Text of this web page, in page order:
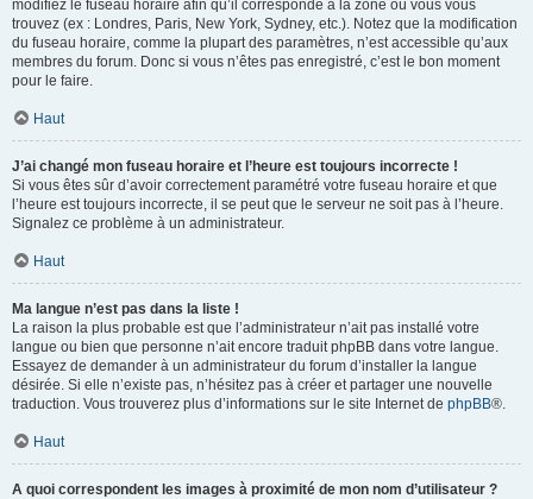
modifiez le fuseau horaire afin qu’il corresponde à la zone où vous vous
trouvez (ex : Londres, Paris, New York, Sydney, etc.). Notez que la modification
du fuseau horaire, comme la plupart des paramètres, n’est accessible qu’aux
membres du forum. Donc si vous n’êtes pas enregistré, c’est le bon moment
pour le faire.
Haut
J’ai changé mon fuseau horaire et l’heure est toujours incorrecte !
Si vous êtes sûr d’avoir correctement paramétré votre fuseau horaire et que
l’heure est toujours incorrecte, il se peut que le serveur ne soit pas à l’heure.
Signalez ce problème à un administrateur.
Haut
Ma langue n’est pas dans la liste !
La raison la plus probable est que l’administrateur n’ait pas installé votre
langue ou bien que personne n’ait encore traduit phpBB dans votre langue.
Essayez de demander à un administrateur du forum d’installer la langue
désirée. Si elle n’existe pas, n’hésitez pas à créer et partager une nouvelle
traduction. Vous trouverez plus d’informations sur le site Internet de phpBB®.
Haut
A quoi correspondent les images à proximité de mon nom d’utilisateur ?